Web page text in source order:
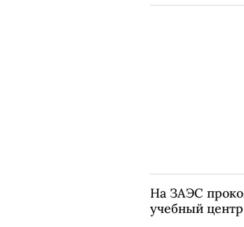
На ЗАЭС
учебный